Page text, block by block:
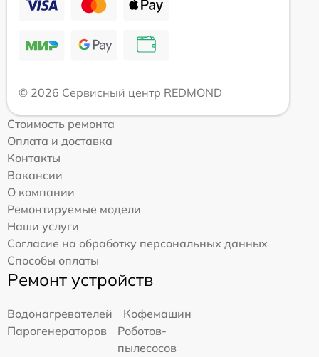
© 2026 Сервисный центр REDMOND
Стоимость ремонта
Оплата и доставка
Контакты
Вакансии
О компании
Ремонтируемые модели
Наши услуги
Согласие на обработку персональных данных
Способы оплаты
Ремонт устройств
Водонагревателей
Кофемашин
Парогенераторов
Роботов-
пылесосов